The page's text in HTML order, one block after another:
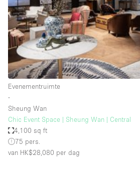
Bar
Begane grond
Beveiligingssysteem
Concierge
Daglicht
Dakterras
Drankvergunning
Elektriciteit
Etalage
Evenementruimte
∙
Sheung Wan
Chic Event Space | Sheung Wan | Central
4,100 sq ft
75 pers.
van HK$28,080 per dag